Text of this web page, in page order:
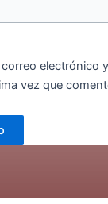
electrónico
vez que